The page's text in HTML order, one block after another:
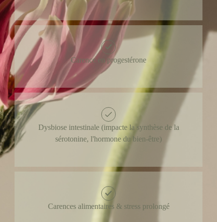
Carence en progestérone
Dysbiose intestinale (impacte la synthèse de la
sérotonine, l'hormone du bien-être)
Carences alimentaires & stress prolongé